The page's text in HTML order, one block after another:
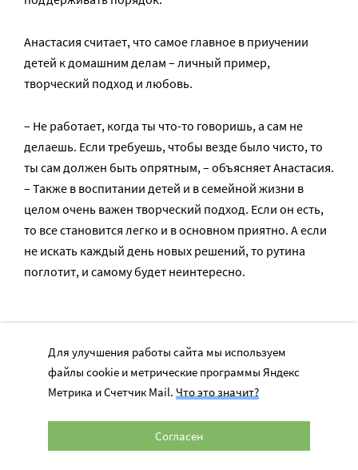
Анастасия считает, что самое главное в приучении
детей к домашним делам – личный пример,
творческий подход и любовь.
– Не работает, когда ты что-то говоришь, а сам не
делаешь. Если требуешь, чтобы везде было чисто, то
ты сам должен быть опрятным, – объясняет Анастасия.
– Также в воспитании детей и в семейной жизни в
целом очень важен творческий подход. Если он есть,
то все становится легко и в основном приятно. А если
не искать каждый день новых решений, то рутина
поглотит, и самому будет неинтересно.
родители при приучении
детей к уборке?
Важно не только правильно приучать, но и не делать
Для улучшения работы сайта мы используем
файлы cookie и метрические программы Яндекс
Метрика и Счетчик Mail. Что это значит?
Согласен